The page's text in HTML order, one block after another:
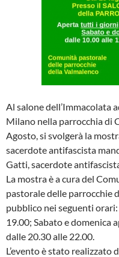
Al salone dell’Immacolata
Milano nella parrocchia di
Agosto, si svolgerà la
sacerdote antifascista
Gatti, sacerdote
La mostra è a cura del
pastorale delle parrocchie
pubblico nei seguenti
19.00; Sabato e domenica
dalle 20.30 alle 22.00.
L’evento è stato realizzato